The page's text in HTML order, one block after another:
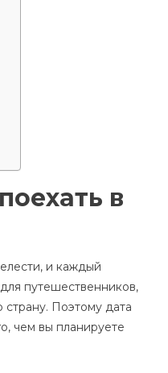
в
и каждый
путешественников,
Поэтому дата
чем вы планируете